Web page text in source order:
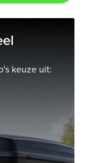
keuze uit: